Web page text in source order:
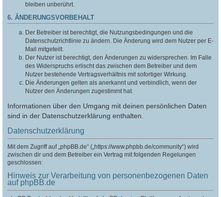
bleiben unberührt.
6. ÄNDERUNGSVORBEHALT
Der Betreiber ist berechtigt, die Nutzungsbedingungen und die
Datenschutzrichtlinie zu ändern. Die Änderung wird dem Nutzer per E-
Mail mitgeteilt.
Der Nutzer ist berechtigt, den Änderungen zu widersprechen. Im Falle
des Widerspruchs erlischt das zwischen dem Betreiber und dem
Nutzer bestehende Vertragsverhältnis mit sofortiger Wirkung.
Die Änderungen gelten als anerkannt und verbindlich, wenn der
Nutzer den Änderungen zugestimmt hat.
Informationen über den Umgang mit deinen persönlichen Daten
sind in der Datenschutzerklärung enthalten.
Datenschutzerklärung
Mit dem Zugriff auf „phpBB.de“ („https://www.phpbb.de/community“) wird
zwischen dir und dem Betreiber ein Vertrag mit folgenden Regelungen
geschlossen:
Hinweis zur Verarbeitung von personenbezogenen Daten
auf phpBB.de